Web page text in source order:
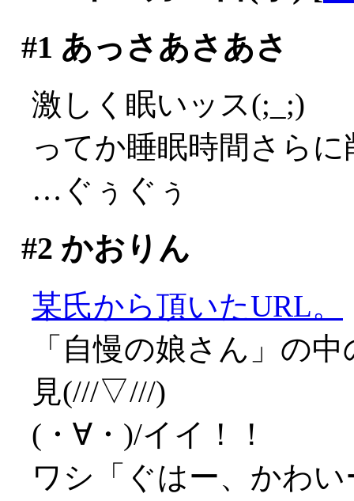
#1 あっさあさあさ
激しく眠いッス(;_;)
ってか睡眠時間さら
…ぐぅぐぅ
#2 かおりん
某氏から頂いたURL。
「自慢の娘さん」の
見(///▽///)
(・∀・)/イイ！！
ワシ「ぐはー、かわ